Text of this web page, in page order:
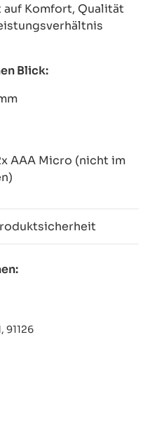
auf Komfort, Qualität
Blick:
AAA Micro (nicht im
91126